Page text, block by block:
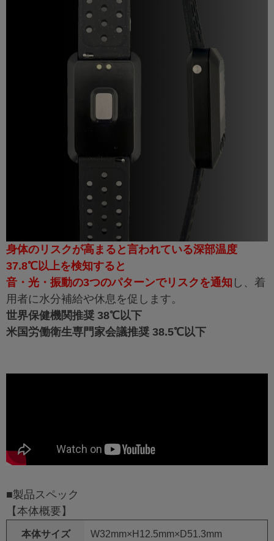
身体のリスクが高まると言われている深部温度
37.8℃以上を検知すると
音・光・振動の3つのパターンでリスクを通知 し、着
用者に水分補給や休息を促します。
世界保健機関推奨 38℃以下
米国労働衛生専門家会議推奨 38.5℃以下
■製品スペック
【本体概要】
本体サイズ W32mm×H12.5mm×D51.3mm